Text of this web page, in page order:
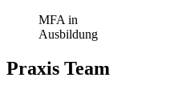
MFA in
Ausbildung
Praxis Team